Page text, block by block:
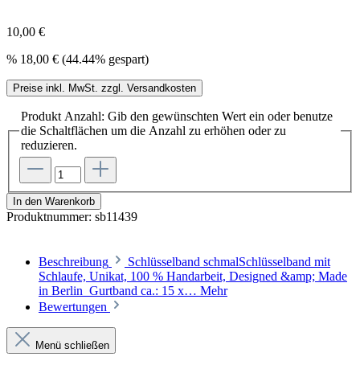
10,00 €
% 18,00 € (44.44% gespart)
Preise inkl. MwSt. zzgl. Versandkosten
Produkt Anzahl: Gib den gewünschten Wert ein oder benutze
die Schaltflächen um die Anzahl zu erhöhen oder zu
reduzieren.
In den Warenkorb
Produktnummer: sb11439
Beschreibung
Schlüsselband schmalSchlüsselband mit
Schlaufe, Unikat, 100 % Handarbeit, Designed &amp; Made
in Berlin Gurtband ca.: 15 x… Mehr
Bewertungen
Menü schließen